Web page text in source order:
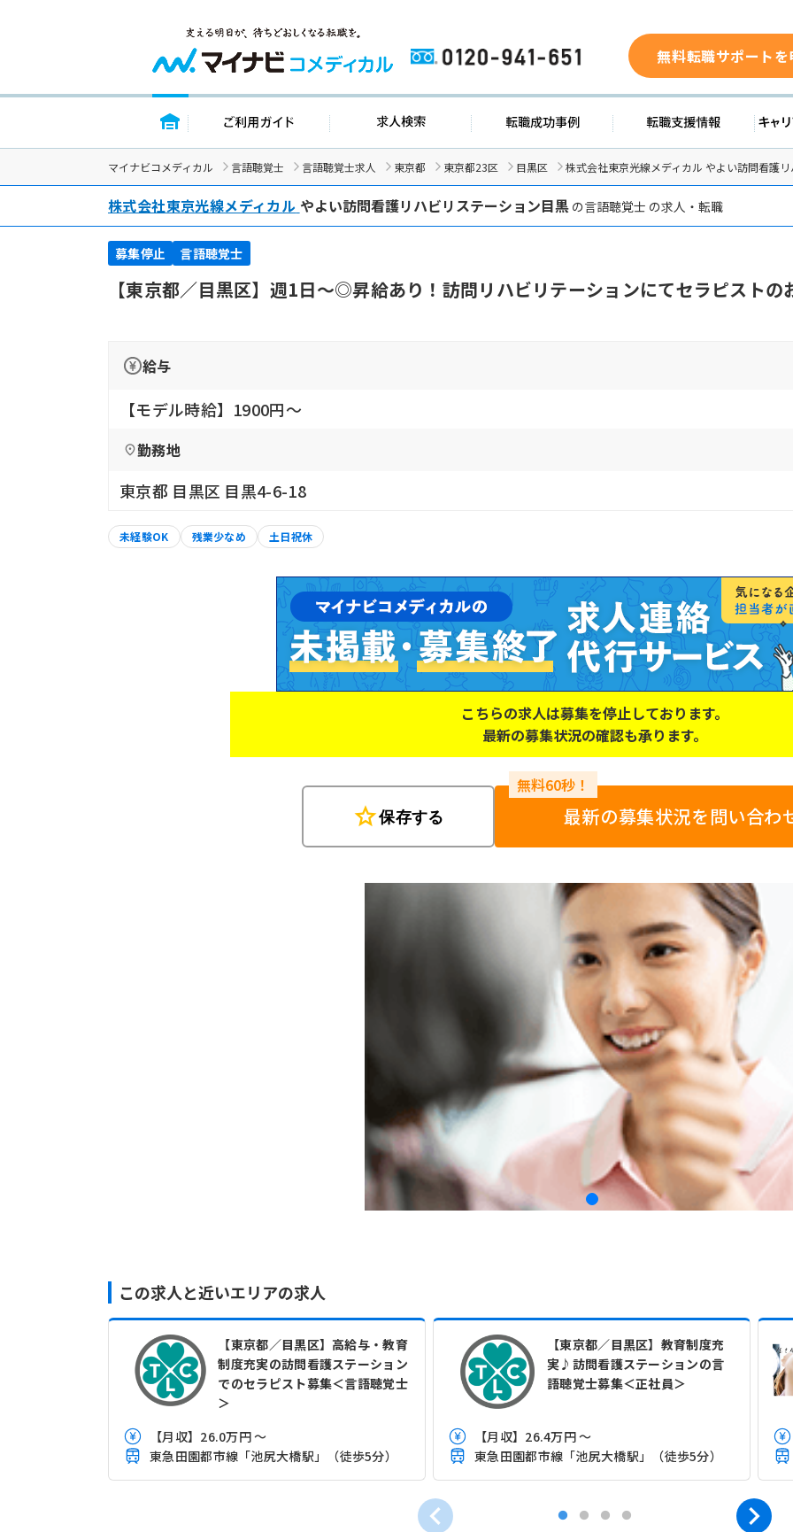
0120-941-651 無料転職サポート
トップページ ご利用ガイド 求人検索 転職成功事例 転職支
マイナビコメディカル 言語聴覚士 言語聴覚士求人 東京都 東京都23区 目黒区 株式会社東京光線メディカル やよい訪問看護
株式会社東京光線メディカル やよい訪問看護リハビリステーション目黒の言語聴覚士 の求人・転職
募集停止 言語聴覚士
【東京都／目黒区】週1日～◎昇給あり！訪問リハビリテーションにてセラピス
給与
【モデル時給】1900円〜
勤務地
東京都 目黒区 目黒4-6-18
未経験OK 残業少なめ 土日祝休
こちらの求人は募集を停止しております。
最新の募集状況の確認も承ります。
star保存する 最新の募集状況を問い合わ
この求人と近いエリアの求人
【東京都／目黒区】高給与・教育
制度充実の訪問看護ステーション
でのセラピスト募集＜言語聴覚士
＞
【月収】26.0万円 ～
東急田園都市線「池尻大橋駅」（徒歩5分）
【東京都／目黒区】教育制度充
実♪訪問看護ステーションの言
語聴覚士募集＜正社員＞
【月収】26.4万円 ～
東急田園都市線「池尻大橋駅」（徒歩5分）